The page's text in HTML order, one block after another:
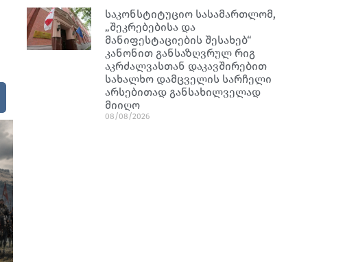
საკონსტიტუციო სასამართლომ,
„შეკრებებისა და
მანიფესტაციების შესახებ“
კანონით განსაზღვრულ რიგ
აკრძალვასთან დაკავშირებით
სახალხო დამცველის სარჩელი
არსებითად განსახილველად
მიიღო
08/08/2026